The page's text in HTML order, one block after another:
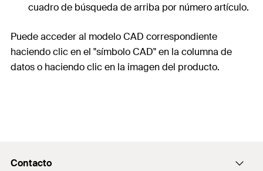
cuadro de búsqueda de arriba por número artículo.
Puede acceder al modelo CAD correspondiente
haciendo clic en el "símbolo CAD" en la columna de
datos o haciendo clic en la imagen del producto.
Contacto